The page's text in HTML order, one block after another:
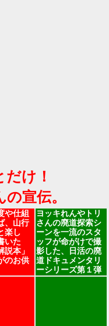
け！
宣伝。
や仕組
、山行
楽し
いた
説本」
のお供
ヨッキれんやトリ
さんの廃道探索シ
ーンを一流のスタ
ッフが命がけで撮
影した、日活の廃
道ドキュメンタリ
ーシリーズ第１弾